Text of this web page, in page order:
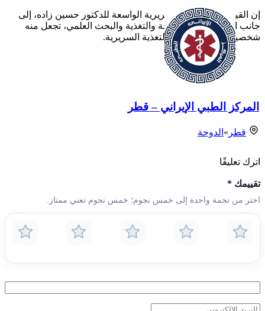
إن القيادة الأكاديمية والسريرية الواسعة للدكتور حسين زاده، إلى
جانب التزامه بتعزيز الصحة والتغذية والبحث العلمي، تجعل منه
شخصية بارزة في مجال التغذية السريرية.
المركز الطبي الإيراني – قطر
قطر » الدوحة
اترك تعليقًا
تقييمك *
اختر من نجمة واحدة إلى خمس نجوم؛ خمس نجوم تعني ممتاز.